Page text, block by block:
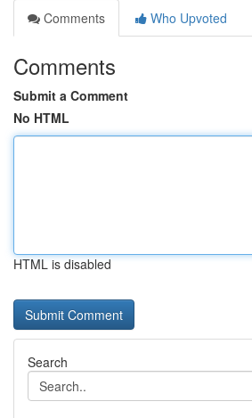
Comments
Who Upvoted
Comments
Submit a Comment
No HTML
HTML is disabled
Search